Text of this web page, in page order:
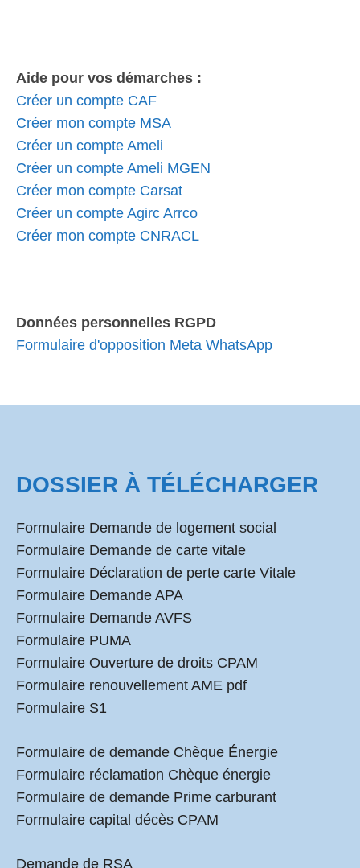
Aide pour vos démarches :
Créer un compte CAF
Créer mon compte MSA
Créer un compte Ameli
Créer un compte Ameli MGEN
Créer mon compte Carsat
Créer un compte Agirc Arrco
Créer mon compte CNRACL
Données personnelles RGPD
Formulaire d'opposition Meta WhatsApp
DOSSIER À TÉLÉCHARGER
Formulaire Demande de logement social
Formulaire Demande de carte vitale
Formulaire Déclaration de perte carte Vitale
Formulaire Demande APA
Formulaire Demande AVFS
Formulaire PUMA
Formulaire Ouverture de droits CPAM
Formulaire renouvellement AME pdf
Formulaire S1
Formulaire de demande Chèque Énergie
Formulaire réclamation Chèque énergie
Formulaire de demande Prime carburant
Formulaire capital décès CPAM
Demande de RSA